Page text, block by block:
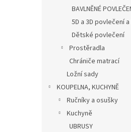
BAVLNĚNÉ
5D a 3D povlečení
Dětské povlečení
Prostěradla
Chrániče matrací
Ložní sady
KOUPELNA, KUCHYNĚ
Ručníky a osušky
Kuchyně
UBRUSY